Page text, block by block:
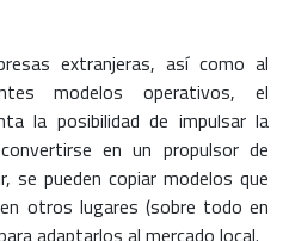
extranjeras, así como al
modelos operativos, el
la posibilidad de impulsar la
en un propulsor de
se pueden copiar modelos que
otros lugares (sobre todo en
adaptarlos al mercado local.